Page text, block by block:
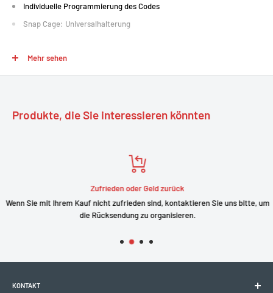
Individuelle Programmierung des Codes
Snap Cage: Universalhalterung
Gewicht: 705 g
Mehr sehen
Produkte, die Sie interessieren könnten
Zufrieden oder Geld zurück
Wenn Sie mit Ihrem Kauf nicht zufrieden sind, kontaktieren Sie uns bitte, um
die Rücksendung zu organisieren.
KONTAKT